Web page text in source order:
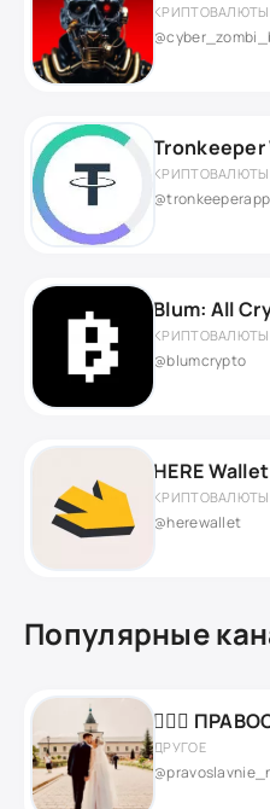
КРИПТОВАЛЮТЫ
КРИПТОВАЛЮТЫ
@tronkeeperapp
Blum: All
КРИПТОВАЛЮТЫ
@blumcrypto
HERE Wallet
КРИПТОВАЛЮТЫ
@herewallet
Популярные
ДРУГОЕ